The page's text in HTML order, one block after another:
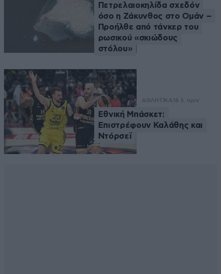
Πετρελαιοκηλίδα σχεδόν
όσο η Ζάκυνθος στο Ομάν –
Προήλθε από τάνκερ του
ρωσικού «σκιώδους
στόλου»
ΑΘΛΗΤΙΚΑ 16 λ. πριν
Εθνική Μπάσκετ:
Επιστρέφουν Καλάθης και
Ντόρσεϊ